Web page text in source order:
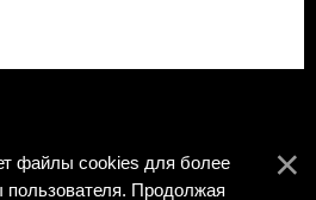
файлы cookies для более
Продолжая